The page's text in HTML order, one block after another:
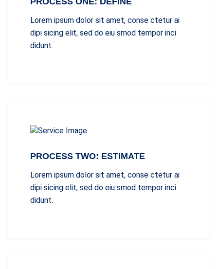
Lorem ipsum dolor sit amet, conse ctetur ai
dipi sicing elit, sed do eiu smod tempor inci
didunt.
PROCESS TWO: ESTIMATE
Lorem ipsum dolor sit amet, conse ctetur ai
dipi sicing elit, sed do eiu smod tempor inci
didunt.